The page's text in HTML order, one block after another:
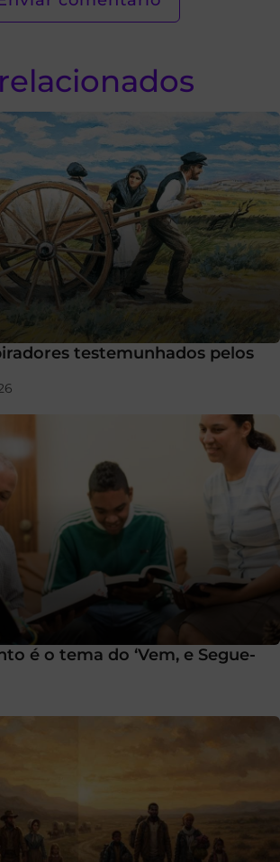
testemunhados pelos
é o tema do ‘Vem, e Segue-